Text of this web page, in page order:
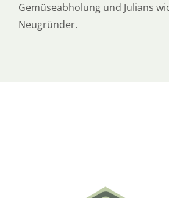
Gemüseabholung und Julians
Neugründer.